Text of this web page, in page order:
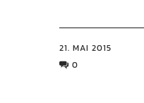
21. MAI 2015
0